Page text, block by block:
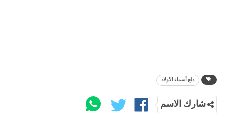
دلع أسماء الأولاد
شارك الاسم